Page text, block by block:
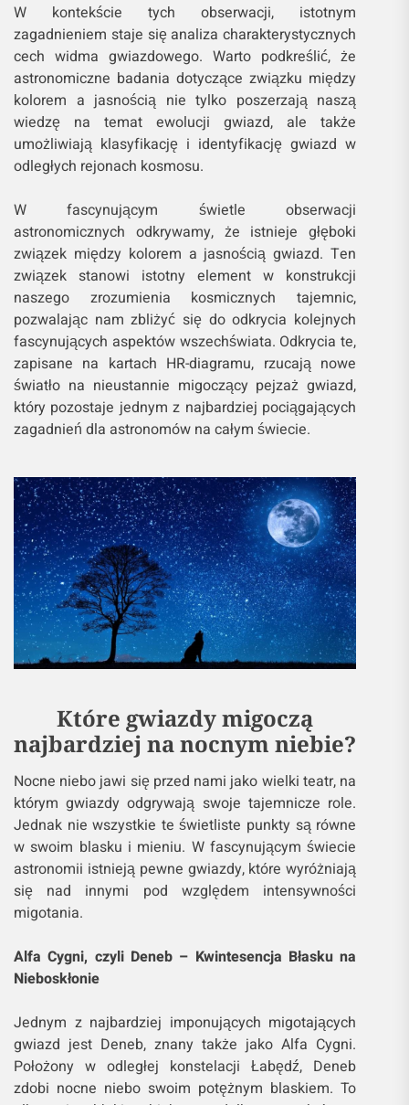
W kontekście tych obserwacji, istotnym
zagadnieniem staje się analiza charakterystycznych
cech widma gwiazdowego. Warto podkreślić, że
astronomiczne badania dotyczące związku między
kolorem a jasnością nie tylko poszerzają naszą
wiedzę na temat ewolucji gwiazd, ale także
umożliwiają klasyfikację i identyfikację gwiazd w
odległych rejonach kosmosu.
W fascynującym świetle obserwacji
astronomicznych odkrywamy, że istnieje głęboki
związek między kolorem a jasnością gwiazd. Ten
związek stanowi istotny element w konstrukcji
naszego zrozumienia kosmicznych tajemnic,
pozwalając nam zbliżyć się do odkrycia kolejnych
fascynujących aspektów wszechświata. Odkrycia te,
zapisane na kartach HR-diagramu, rzucają nowe
światło na nieustannie migoczący pejzaż gwiazd,
który pozostaje jednym z najbardziej pociągających
zagadnień dla astronomów na całym świecie.
Które gwiazdy migoczą
najbardziej na nocnym niebie?
Nocne niebo jawi się przed nami jako wielki teatr, na
którym gwiazdy odgrywają swoje tajemnicze role.
Jednak nie wszystkie te świetliste punkty są równe
w swoim blasku i mieniu. W fascynującym świecie
astronomii istnieją pewne gwiazdy, które wyróżniają
się nad innymi pod względem intensywności
migotania.
Alfa Cygni, czyli Deneb – Kwintesencja Błasku na
Nieboskłonie
Jednym z najbardziej imponujących migotających
gwiazd jest Deneb, znany także jako Alfa Cygni.
Położony w odległej konstelacji Łabędź, Deneb
zdobi nocne niebo swoim potężnym blaskiem. To